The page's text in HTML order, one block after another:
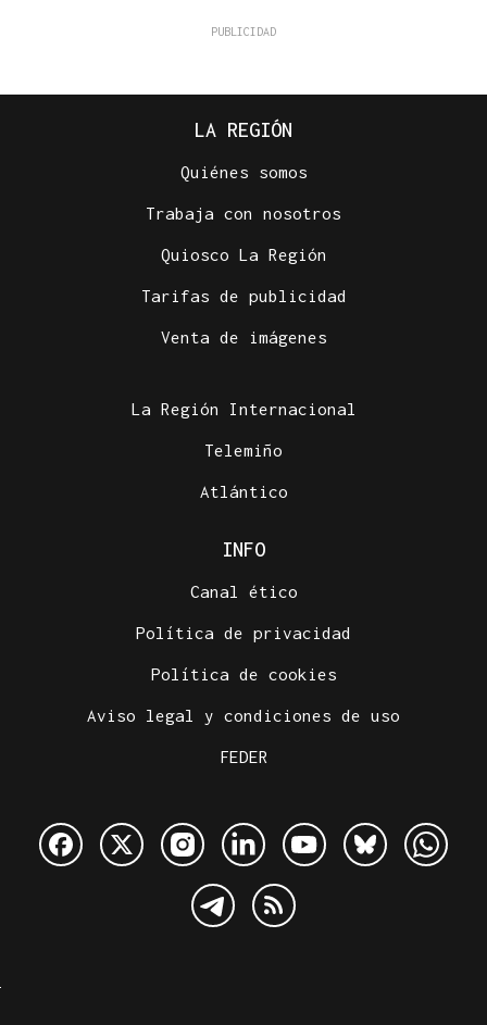
LA REGIÓN
Quiénes somos
Trabaja con nosotros
Quiosco La Región
Tarifas de publicidad
Venta de imágenes
La Región Internacional
Telemiño
Atlántico
INFO
Canal ético
Política de privacidad
Política de cookies
Aviso legal y condiciones de uso
FEDER